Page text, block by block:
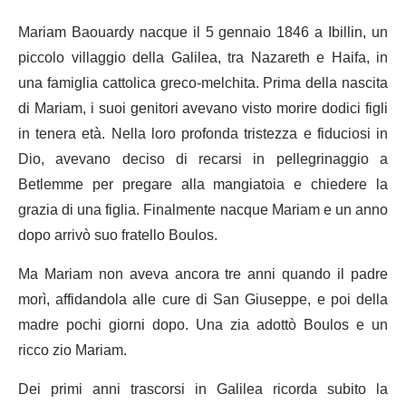
Mariam Baouardy nacque il 5 gennaio 1846 a Ibillin, un
piccolo villaggio della Galilea, tra Nazareth e Haifa, in
una famiglia cattolica greco-melchita. Prima della nascita
di Mariam, i suoi genitori avevano visto morire dodici figli
in tenera età. Nella loro profonda tristezza e fiduciosi in
Dio, avevano deciso di recarsi in pellegrinaggio a
Betlemme per pregare alla mangiatoia e chiedere la
grazia di una figlia. Finalmente nacque Mariam e un anno
dopo arrivò suo fratello Boulos.
Ma Mariam non aveva ancora tre anni quando il padre
morì, affidandola alle cure di San Giuseppe, e poi della
madre pochi giorni dopo. Una zia adottò Boulos e un
ricco zio Mariam.
Dei primi anni trascorsi in Galilea ricorda subito la